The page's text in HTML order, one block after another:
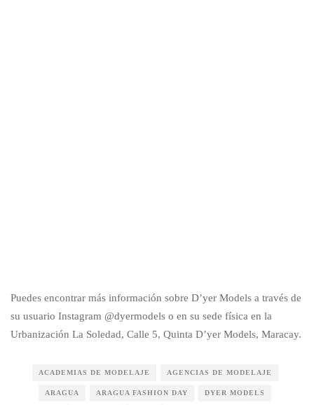
Puedes encontrar más información sobre D’yer Models a través de
su usuario Instagram @dyermodels o en su sede física en la
Urbanización La Soledad, Calle 5, Quinta D’yer Models, Maracay.
ACADEMIAS DE MODELAJE AGENCIAS DE MODELAJE
ARAGUA ARAGUA FASHION DAY DYER MODELS